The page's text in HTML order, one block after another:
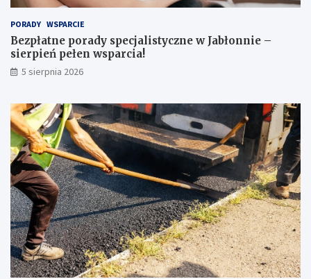
e
m
i
n
a
c
w
r
ó
c
i
ć
u
w
a
g
ę
p
r
–
s
i
e
r
p
ń
p
e
ł
e
n
w
s
p
a
r
c
i
PORADY WSPARCIE
Bezpłatne porady specjalistyczne w Jabłonnie –
sierpień pełen wsparcia!
5 sierpnia 2026